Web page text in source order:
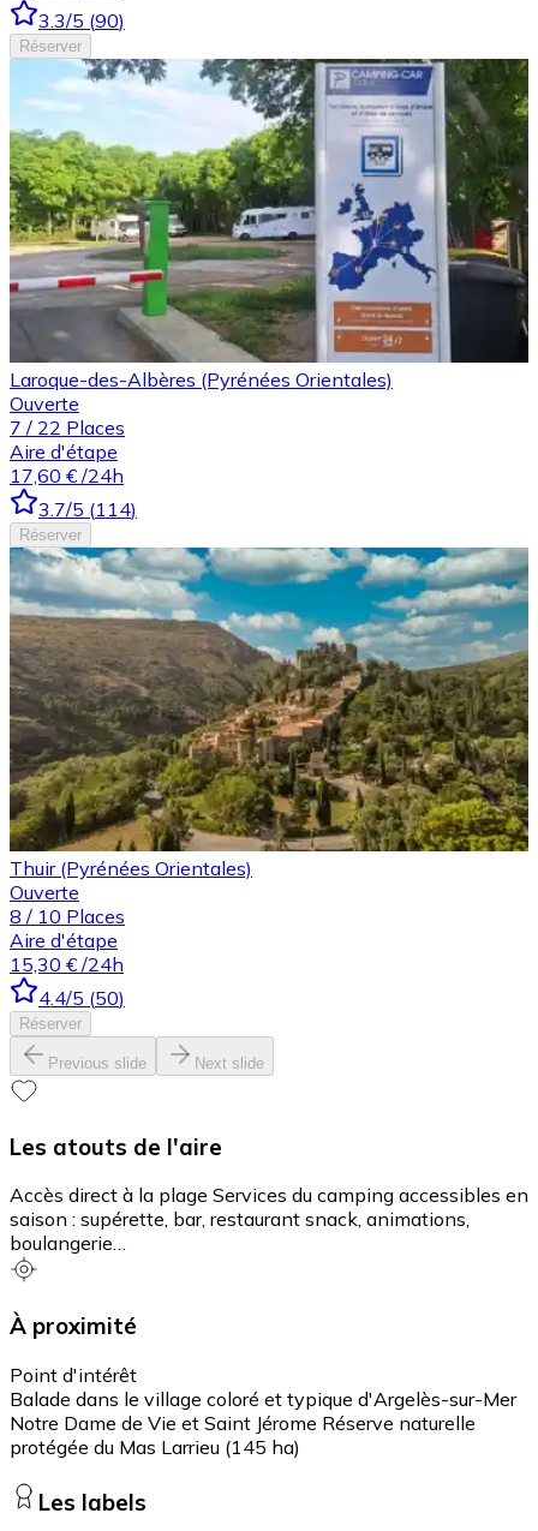
3.3/5 (90)
Réserver
Laroque-des-Albères (Pyrénées Orientales)
Ouverte
7 / 22 Places
Aire d'étape
17,60 € /24h
3.7/5 (114)
Réserver
Thuir (Pyrénées Orientales)
Ouverte
8 / 10 Places
Aire d'étape
15,30 € /24h
4.4/5 (50)
Réserver
Previous slide Next slide
Les atouts de l'aire
Accès direct à la plage Services du camping accessibles en
saison : supérette, bar, restaurant snack, animations,
boulangerie…
À proximité
Point d'intérêt
Balade dans le village coloré et typique d'Argelès-sur-Mer
Notre Dame de Vie et Saint Jérome Réserve naturelle
protégée du Mas Larrieu (145 ha)
Les labels